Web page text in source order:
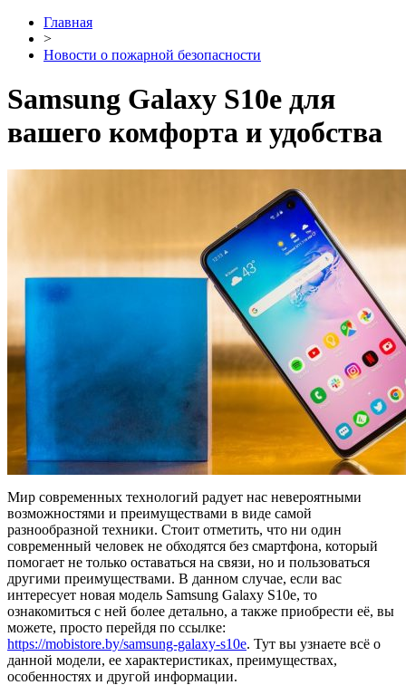
Главная
>
Новости о пожарной безопасности
Samsung Galaxy S10e для
вашего комфорта и удобства
Мир современных технологий радует нас невероятными
возможностями и преимуществами в виде самой
разнообразной техники. Стоит отметить, что ни один
современный человек не обходятся без смартфона, который
помогает не только оставаться на связи, но и пользоваться
другими преимуществами. В данном случае, если вас
интересует новая модель Samsung Galaxy S10e, то
ознакомиться с ней более детально, а также приобрести её, вы
можете, просто перейдя по ссылке:
https://mobistore.by/samsung-galaxy-s10e. Тут вы узнаете всё о
данной модели, ее характеристиках, преимуществах,
особенностях и другой информации.